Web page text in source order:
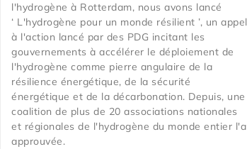
l'hydrogène à Rotterdam, nous avons lancé
‘ L'hydrogène pour un monde résilient ’, un appel
à l'action lancé par des PDG incitant les
gouvernements à accélérer le déploiement de
l'hydrogène comme pierre angulaire de la
résilience énergétique, de la sécurité
énergétique et de la décarbonation. Depuis, une
coalition de plus de 20 associations nationales
et régionales de l'hydrogène du monde entier l'a
approuvée.